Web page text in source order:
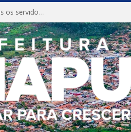
CONVITE A Prefeitura Municipal de Anapu convida todos os servidores públicos municipais para participarem da Audiência Pública de discussão da Lei de Diretrizes Orçamentárias (LDO), importante instrumento de planejamento das ações e investimentos da Administração Pública para o próximo exercício financeiro.